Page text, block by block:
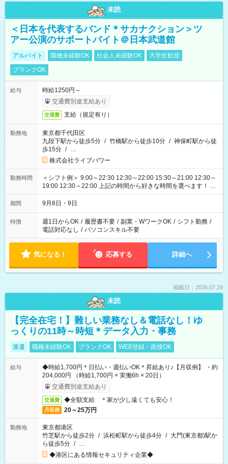
未読
＜日本を代表するバンド＊サカナクション＞ツ
アー公演のサポートバイト＠日本武道館
アルバイト 職種未経験OK 社会人未経験OK
大学生歓迎
ブランクOK
給与
時給1250円～
交通費別途支給あり
交通費 支給（規定有り）
勤務地
東京都千代田区
九段下駅から徒歩5分 / 竹橋駅から徒歩10分 / 神保町駅から徒
歩15分 / …
株式会社ライブパワー
勤務時間
＜シフト例＞ 9:00～22:30 12:30～22:00 15:30～21:00 12:30～
19:00 12:30～22:00 上記の時間から好きな時間を選べます！ ※
時間は変更となる可能性があります
期間 9月8日・9日
特徴 週1日からOK / 履歴書不要 / 副業・WワークOK / シフト勤務 /
電話対応なし / パソコンスキル不要
気になる！ 応募する 詳細へ
掲載日：2026.07.29
未読
【完全在宅！】難しい業務なし＆電話なし！ゆ
っくりの11時～時短＊データ入力・事務
派遣 職種未経験OK ブランクOK WEB登録・面接OK
給与
◆時給1,700円＊日払い・週払いOK＊昇給あり♪【月収例】 ・約
204,000円 （時給1,700円 × 実働6h × 20日）
交通費別途支給あり
交通費 ◆全額支給 ＊家が少し遠くても安心！
月収例 20～25万円
勤務地
東京都港区
竹芝駅から徒歩2分 / 浜松町駅から徒歩4分 / 大門(東京都)駅か
ら徒歩5分 / …
◆港区にある情報セキュリティ企業◆